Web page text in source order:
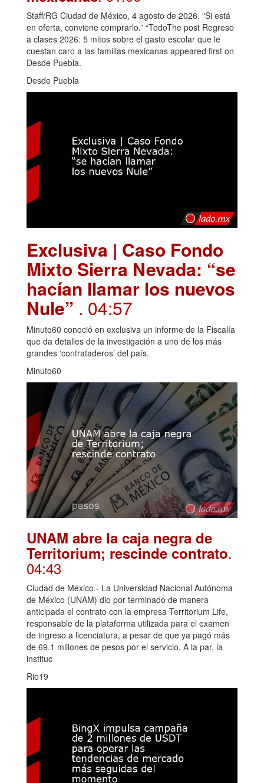
Staff/RG Ciudad de México, 4 agosto de 2026. “Si está
en oferta, conviene comprarlo.” “TodoThe post Regreso
a clases 2026: 5 mitos sobre el gasto escolar que le
cuestan caro a las familias mexicanas appeared first on
Desde Puebla.
Desde Puebla
Exclusiva | Caso Fondo
Mixto Sierra Nevada: “se
hacían llamar los nuevos
Nule” . 04:57
Minuto60 conoció en exclusiva un informe de la Fiscalía
que da detalles de la investigación a uno de los más
grandes ‘contrataderos’ del país.
Minuto60
UNAM abre la caja negra de
Territorium; rescinde contrato.
04:43
Ciudad de México.- La Universidad Nacional Autónoma
de México (UNAM) dio por terminado de manera
anticipada el contrato con la empresa Territorium Life,
responsable de la plataforma utilizada para el examen
de ingreso a licenciatura, a pesar de que ya pagó más
de 69.1 millones de pesos por el servicio. A la par, la
instituc
Rio19